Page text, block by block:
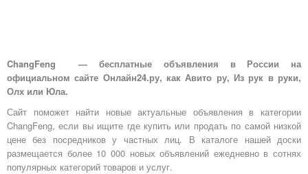
ChangFeng — бесплатные объявления в России на
официальном сайте Онлайн24.ру, как Авито ру, Из рук в руки,
Олх или Юла.
Сайт поможет найти новые актуальные объявления в категории
ChangFeng, если вы ищите где купить или продать по самой низкой
цене без посредников у частных лиц. В каталоге нашей доски
размещается более 10 000 новых объявлений ежедневно в сотнях
популярных категорий товаров и услуг.